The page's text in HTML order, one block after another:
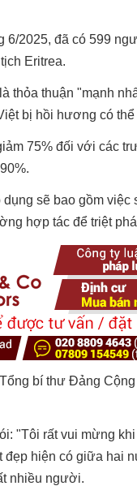
6/2025, đã có 599
Eritrea.
thỏa thuận "mạnh
bị hồi hương có thể
75% đối với các
sẽ bao gồm
hợp tác để triệt
bí thư Đảng
"Tôi rất vui mừng
hiện có giữa hai
nhiều người.